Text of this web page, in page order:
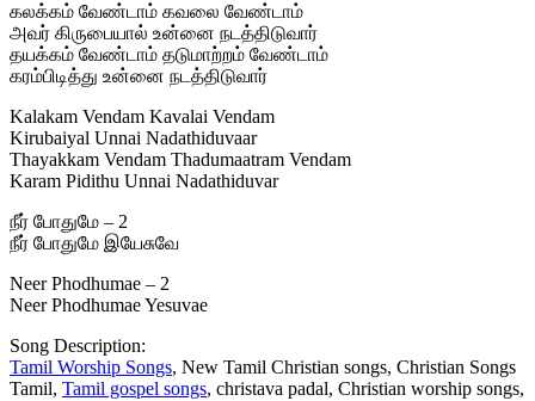
கலக்கம் வேண்டாம் கவலை வேண்டாம்
அவர் கிருபையால் உன்னை நடத்திடுவார்
தயக்கம் வேண்டாம் தடுமாற்றம் வேண்டாம்
கரம்பிடித்து உன்னை நடத்திடுவார்
Kalakam Vendam Kavalai Vendam
Kirubaiyal Unnai Nadathiduvaar
Thayakkam Vendam Thadumaatram Vendam
Karam Pidithu Unnai Nadathiduvar
நீர் போதுமே – 2
நீர் போதுமே இயேசுவே
Neer Phodhumae – 2
Neer Phodhumae Yesuvae
Song Description:
Tamil Worship Songs, New Tamil Christian songs, Christian Songs
Tamil, Tamil gospel songs, christava padal, Christian worship songs,